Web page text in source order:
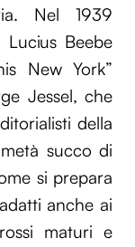
Nel 1939
Lucius Beebe
New York”
Jessel, che
della
succo di
si prepara
anche ai
maturi e